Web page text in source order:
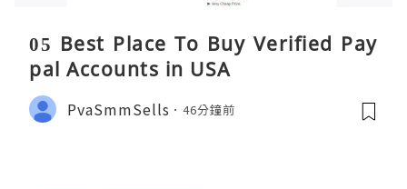
05 Best Place To Buy Verified Pay
pal Accounts in USA
PvaSmmSells 46分鐘前